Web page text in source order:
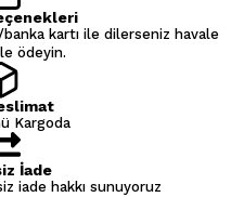
kartı ile dilerseniz havale
ödeyin.
Kargoda
İade
iade hakkı sunuyoruz